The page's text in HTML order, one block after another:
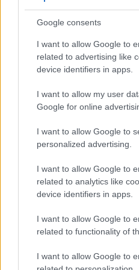
Google consents
I want to allow Google to
related to advertising like
device identifiers in apps.
I want to allow my user
Google for online
I want to allow Google to
personalized advertising.
I want to allow Google to
related to analytics like
device identifiers in apps.
I want to allow Google to
related to functionality of
I want to allow Google to